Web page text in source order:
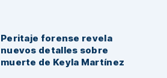
Peritaje forense revela
nuevos detalles sobre
muerte de Keyla Martínez